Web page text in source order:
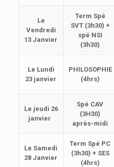
Le
Vendredi
13 Janvier
Term Spé
SVT (3h30) +
spé NSI
(3h30)
Le Lundi
23 janvier
PHILOSOPHIE
(4hrs)
Le jeudi 26
janvier
Spé CAV
(3H30)
après-midi
Le Samedi
28 Janvier
Term Spé PC
(3h30) + SES
(4hrs)